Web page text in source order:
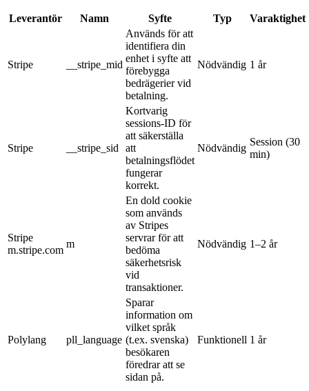
Leverantör Namn Syfte Typ Varaktighet
Stripe __stripe_mid
Används för att
identifiera din
enhet i syfte att
förebygga
bedrägerier vid
betalning.
Nödvändig 1 år
Stripe __stripe_sid
Kortvarig
sessions-ID för
att säkerställa
att
betalningsflödet
fungerar
korrekt.
Nödvändig
Session (30
min)
Stripe
m.stripe.com
m
En dold cookie
som används
av Stripes
servrar för att
bedöma
säkerhetsrisk
vid
transaktioner.
Nödvändig 1–2 år
Polylang pll_language
Sparar
information om
vilket språk
(t.ex. svenska)
besökaren
föredrar att se
sidan på.
Funktionell 1 år